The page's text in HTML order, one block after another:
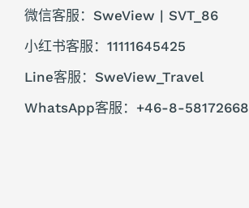
微信客服：SweView | SVT_86
小红书客服：11111645425
Line客服：SweView_Travel
WhatsApp客服：+46-8-58172668